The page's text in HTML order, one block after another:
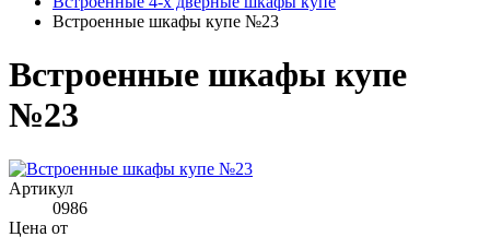
Встроенные шкафы купе №23
Встроенные шкафы купе
№23
Артикул
0986
Цена от